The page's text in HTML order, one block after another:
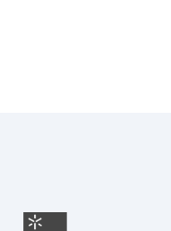
Fundação para a